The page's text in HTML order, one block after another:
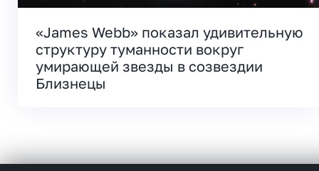
«James Webb» показал удивительную
структуру туманности вокруг
умирающей звезды в созвездии
Близнецы